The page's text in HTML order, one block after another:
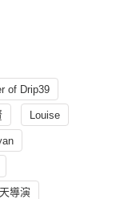
of Drip39
Louise
導演